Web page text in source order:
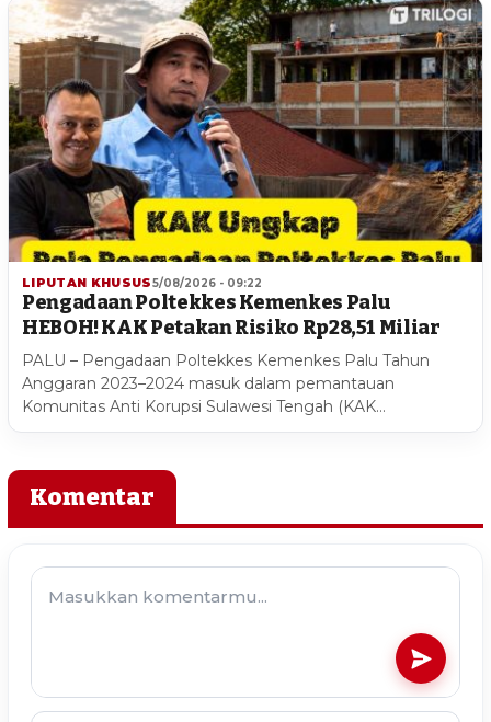
LIPUTAN KHUSUS5/08/2026 - 09:22
Pengadaan Poltekkes Kemenkes Palu
HEBOH! KAK Petakan Risiko Rp28,51 Miliar
PALU – Pengadaan Poltekkes Kemenkes Palu Tahun
Anggaran 2023–2024 masuk dalam pemantauan
Komunitas Anti Korupsi Sulawesi Tengah (KAK…
Komentar